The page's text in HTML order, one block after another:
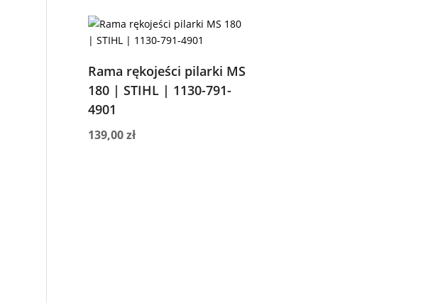
Rama rękojeści pilarki MS
180 | STIHL | 1130-791-
4901
139,00zł